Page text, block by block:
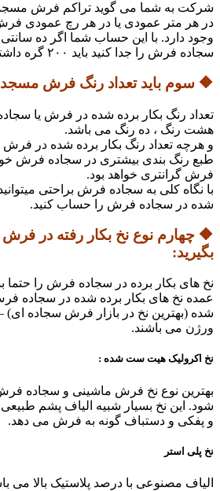
وجود دارد. با این حساب شما اگر ده
سجاده فرش را جدا کنید باید ۲۰۰ گره داشته باشید.
🔶 سوم باید تعداد رنگ فرش
تعداد رنگ بکار برده شده در فرش یا
هشت رنگ ، ده رنگ می باشد.
و هرچه تعداد رنگ بکار برده شده در فرش
طبع رنگ بندی بیشتری در سجاده فرش
فرش گرانتری خواهد بود.
با نگاه کلی به سجاده فرش براحتی
شده در سجاده فرش را حساب کنید.
🔶 چهارم نوع نخ بکار رفته در
بگیرید:
نخ های بکار برده در سجاده فرش را حتما
عمده نخ های بکار برده شده در سجاده
شده (بهترین نخ در بازار فرش سجاده ای)
ورژن می باشند.
نخ اکرولیک هیت ست شده :
بهترین نوع نخ فرش ماشینی و سجاده
شود. این نخ بسیار شبیه الیاف پشم
و پفکی و دستباف گونه به فرش می دهد.
نخ پلی استر
الیاف مصنوعی با درصد پلاستیک بالا